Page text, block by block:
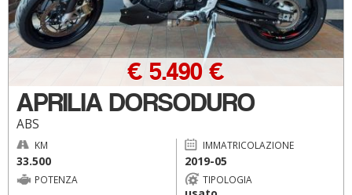
APRILIA DORSODURO
ABS
€ 5.490 €
KM
33.500
IMMATRICOLAZIONE
2019-05
POTENZA TIPOLOGIA